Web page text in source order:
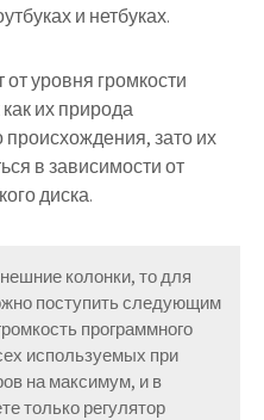
и нетбуках.
уровня громкости
их природа
происхождения, зато их
в зависимости от
диска.
колонки, то для
поступить следующим
программного
используемых при
на максимум, и в
только регулятор